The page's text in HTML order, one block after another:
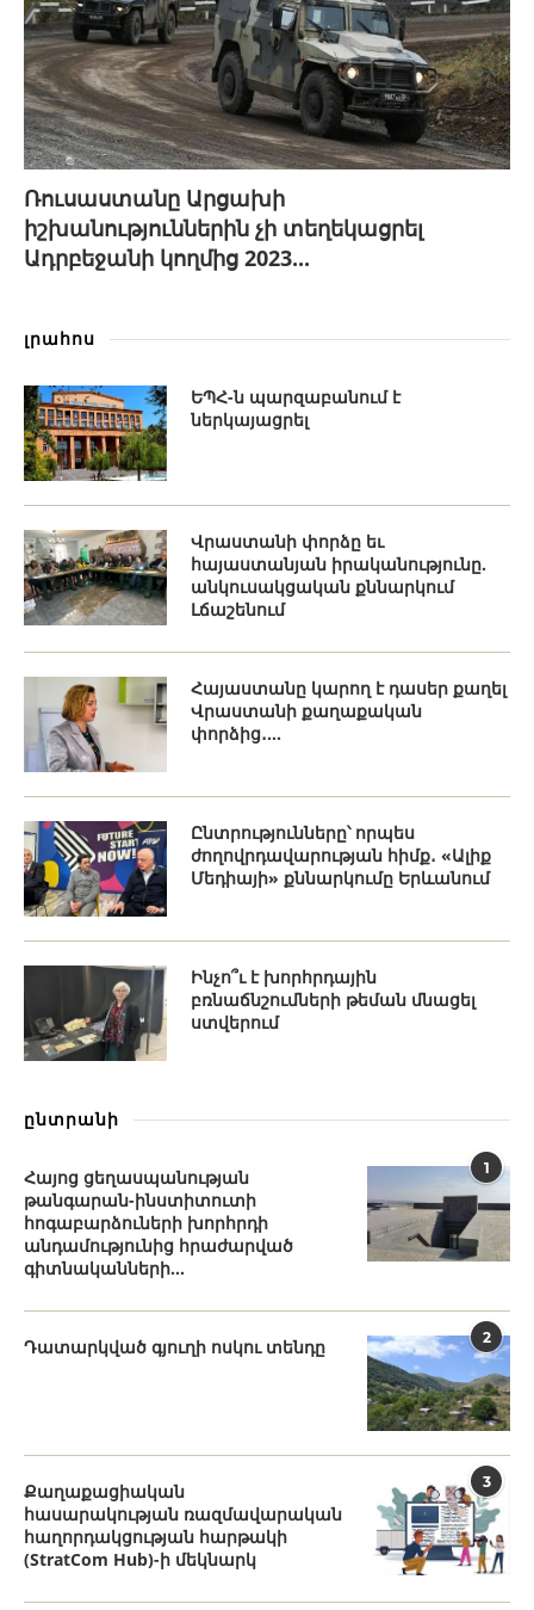
Ռուսաստանը Արցախի
իշխանություններին չի տեղեկացրել
Ադրբեջանի կողմից 2023...
լրահոս
ԵՊՀ-ն պարզաբանում է
ներկայացրել
Վրաստանի փորձը եւ
հայաստանյան իրականությունը.
անկուսակցական քննարկում
Լճաշենում
Հայաստանը կարող է դասեր քաղել
Վրաստանի քաղաքական
փորձից․...
Ընտրությունները՝ որպես
ժողովրդավարության հիմք․ «Ալիք
Մեդիայի» քննարկումը Երևանում
Ինչո՞ւ է խորհրդային
բռնաճնշումների թեման մնացել
ստվերում
ընտրանի
1
Հայոց ցեղասպանության
թանգարան-ինստիտուտի
հոգաբարձուների խորհրդի
անդամությունից հրաժարված
գիտնականների...
2
Դատարկված գյուղի ոսկու տենդը
3
Քաղաքացիական
հասարակության ռազմավարական
հաղորդակցության հարթակի
(StratCom Hub)-ի մեկնարկ